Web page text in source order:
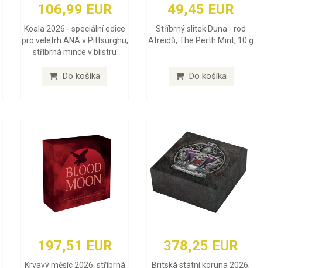
106,99 EUR
Koala 2026 - speciální edice
pro veletrh ANA v Pittsurghu,
stříbrná mince v blistru
Do košíka
49,45 EUR
Stříbrný slitek Duna - rod
Atreidů, The Perth Mint, 10 g
Do košíka
197,51 EUR
Krvavý měsíc 2026, stříbrná
378,25 EUR
Britská státní koruna 2026,